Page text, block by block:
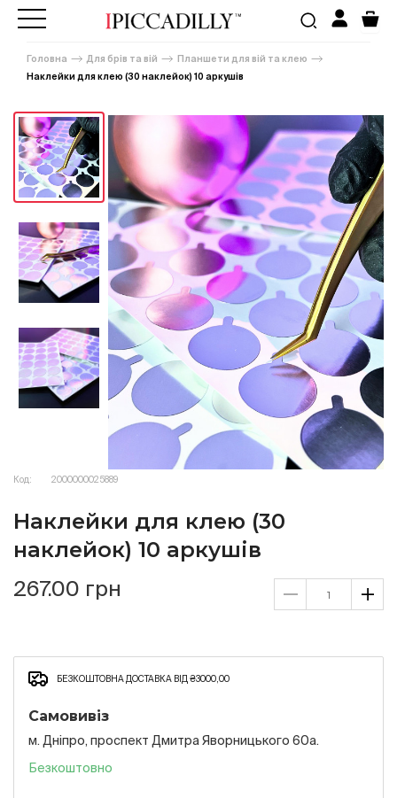
Головна Для брів та вій
Планшети для вій та клею
Наклейки для клею (30 наклейок) 10 аркушів
Код: 2000000025889
Наклейки для клею (30
наклейок) 10 аркушів
267.00 грн
БЕЗКОШТОВНА ДОСТАВКА ВІД ₴3000,00
Самовивіз
м. Дніпро, проспект Дмитра Яворницького 60а.
Безкоштовно